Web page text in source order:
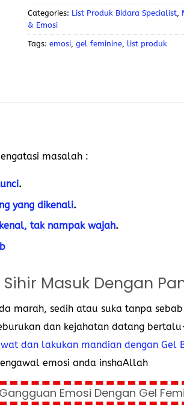
Categories: List Produk Bidara Specialist
& Emosi
Tags: emosi gel feminine list produk
masalah :
.
yang dikenali.
tak nampak wajah.
Masuk Dengan
marah, sedih atau suka tanpa sebab
dan kejahatan datang
dan lakukan mandian dengan Gel
emosi anda inshaAllah
Emosi Dengan Gel